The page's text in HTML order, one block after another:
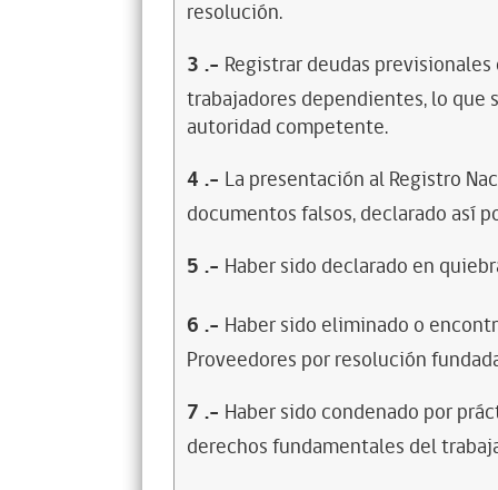
resolución.
3 .- Registrar deudas
trabajadores dependientes, lo
autoridad competente.
4 .- La presentación al Registro
documentos falsos, declarado así
5 .- Haber sido declarado en
6 .- Haber sido eliminado o
Proveedores por resolución
7 .- Haber sido condenado por
derechos fundamentales del